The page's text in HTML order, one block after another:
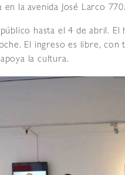
la avenida José Larco 770.
hasta el 4 de abril.
El ingreso es libre, con
la cultura.